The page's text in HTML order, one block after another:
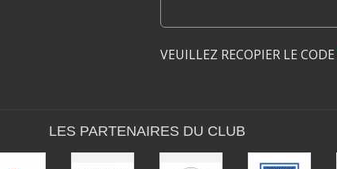
VEUILLEZ RECOPIER LE CODE
LES PARTENAIRES DU CLUB